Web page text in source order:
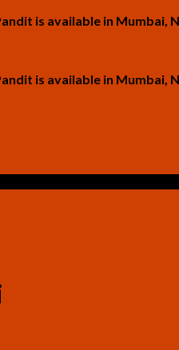
available in Mumbai, Navi
available in Mumbai, Navi